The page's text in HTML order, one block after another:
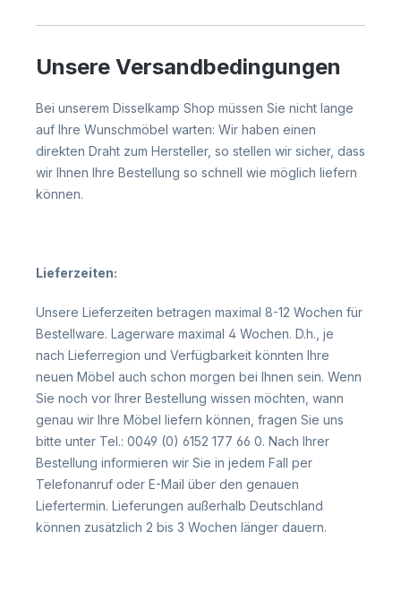
Unsere Versandbedingungen
Bei unserem Disselkamp Shop müssen Sie nicht lange
auf Ihre Wunschmöbel warten: Wir haben einen
direkten Draht zum Hersteller, so stellen wir sicher, dass
wir Ihnen Ihre Bestellung so schnell wie möglich liefern
können.
Lieferzeiten:
Unsere Lieferzeiten betragen maximal 8-12 Wochen für
Bestellware. Lagerware maximal 4 Wochen. D.h., je
nach Lieferregion und Verfügbarkeit könnten Ihre
neuen Möbel auch schon morgen bei Ihnen sein. Wenn
Sie noch vor Ihrer Bestellung wissen möchten, wann
genau wir Ihre Möbel liefern können, fragen Sie uns
bitte unter Tel.: 0049 (0) 6152 177 66 0. Nach Ihrer
Bestellung informieren wir Sie in jedem Fall per
Telefonanruf oder E-Mail über den genauen
Liefertermin. Lieferungen außerhalb Deutschland
können zusätzlich 2 bis 3 Wochen länger dauern.